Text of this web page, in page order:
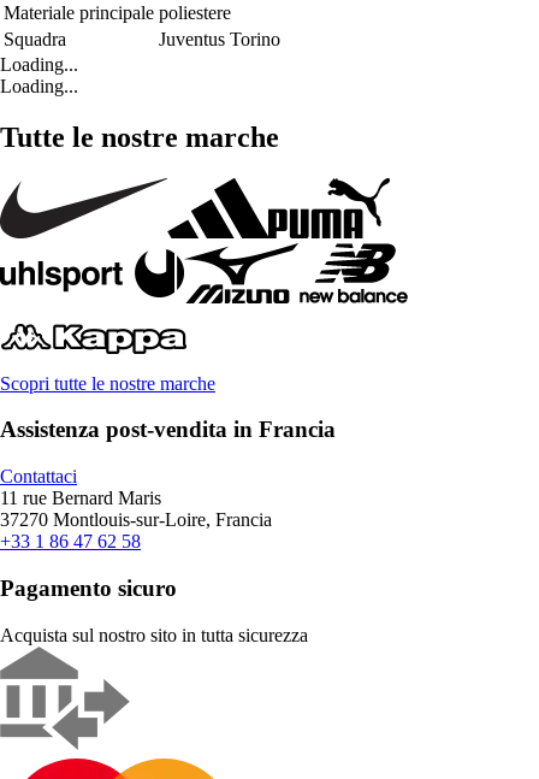
Materiale principale poliestere
Squadra
Juventus Torino
Loading...
Loading...
Tutte le nostre marche
Scopri tutte le nostre marche
Assistenza post-vendita in Francia
Contattaci
11 rue Bernard Maris
37270 Montlouis-sur-Loire, Francia
+33 1 86 47 62 58
Pagamento sicuro
Acquista sul nostro sito in tutta sicurezza